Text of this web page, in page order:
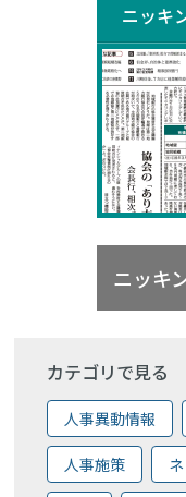
ニッキ
ニッキ
カテゴリで見る
人事異動情報
人事施策